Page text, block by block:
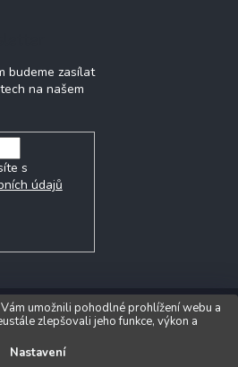
umožnili pohodlné prohlížení webu a
zlepšovali jeho funkce, výkon a
Nastavení
budeme zasílat
na našem
s
údajů
. Všechna práva vyhrazena.Upravit
cookies